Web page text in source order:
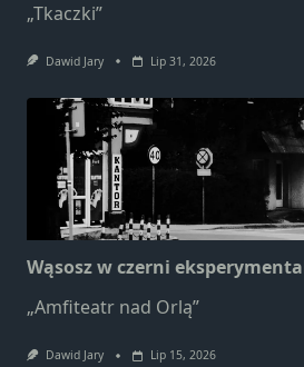
„Tkaczki”
Dawid Jary Lip 31, 2026
Wąsosz w czerni
„Amfiteatr nad Orlą”
Dawid Jary Lip 15, 2026